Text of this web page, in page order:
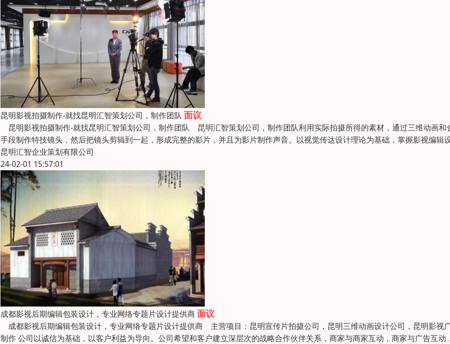
昆明影视拍摄制作-就找昆明汇智策划公司，制作团队 面议
昆明影视拍摄制作-就找昆明汇智策划公司，制作团队 昆明汇智策划公司，制作团队利用实际拍摄所得的素材，通过三维动画和
手段制作特技镜头，然后把镜头剪辑到一起，形成完整的影片，并且为影片制作声音。以视觉传达设计理论为基础，掌握影视编辑
昆明汇智企业策划有限公司
24-02-01 15:57:01
成都影视后期编辑包装设计，专业网络专题片设计提供商面议
成都影视后期编辑包装设计，专业网络专题片设计提供商 主营项目：昆明宣传片拍摄公司，昆明三维动画设计公司，昆明影视
制作 公司以诚信为基础，以客户利益为导向。公司希望和客户建立深层次的战略合作伙伴关系，商家与商家互动，商家与广告互动